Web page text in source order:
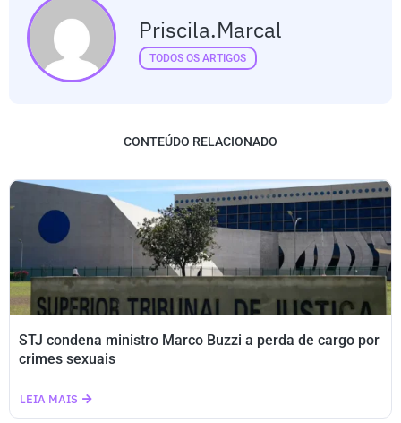
Priscila.marcal
TODOS OS ARTIGOS
CONTEÚDO RELACIONADO
STJ condena ministro Marco Buzzi a perda de cargo por
crimes sexuais
LEIA MAIS